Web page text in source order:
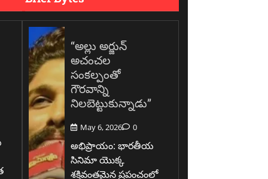
“అల్లు అర్జున్
అచంచల
సంకల్పంతో
గౌరవాన్ని
నిలబెట్టుకున్నాడు”
May 6, 2026 0
అభిప్రాయం: భారతీయ
సినిమా యొక్క
శక్తివంతమైన ప్రపంచంలో